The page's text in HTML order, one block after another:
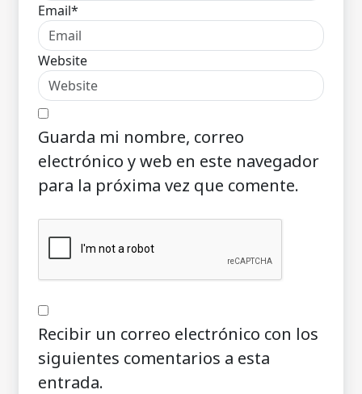
Email*
Website
Guarda mi nombre, correo
electrónico y web en este navegador
para la próxima vez que comente.
Recibir un correo electrónico con los
siguientes comentarios a esta
entrada.